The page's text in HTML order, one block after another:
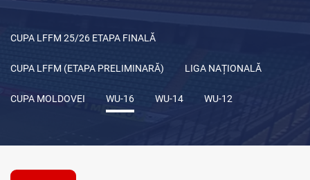
CUPA LFFM 25/26 ETAPA FINALĂ
CUPA LFFM (ETAPA PRELIMINARĂ) LIGA NAȚIONALĂ
CUPA MOLDOVEI WU-16 WU-14 WU-12